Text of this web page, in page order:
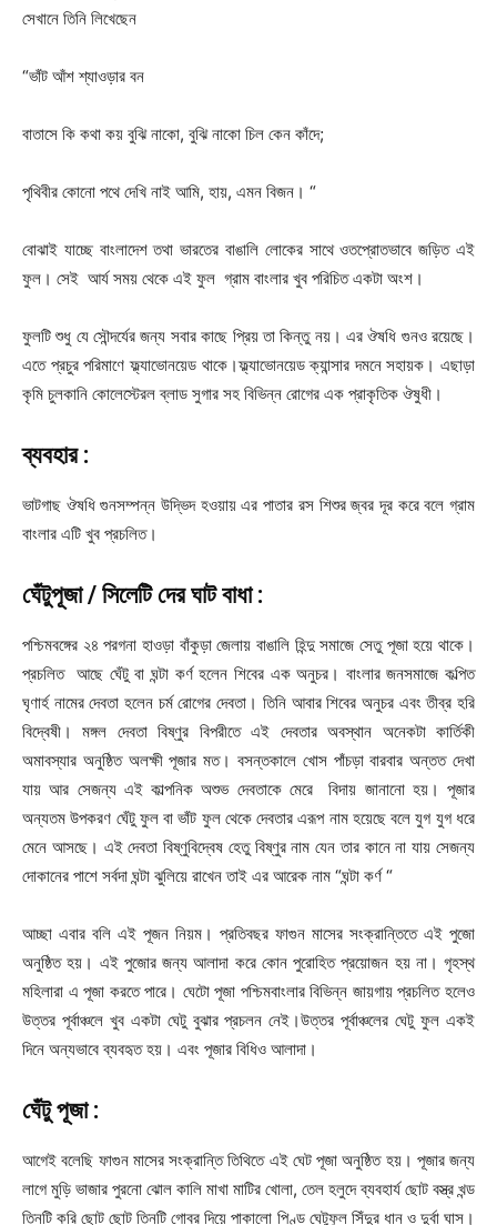
সেখানে তিনি লিখেছেন
“ভাঁট আঁশ শ্যাওড়ার বন
বাতাসে কি কথা কয় বুঝি নাকো, বুঝি নাকো চিল কেন কাঁদে;
পৃথিবীর কোনো পথে দেখি নাই আমি, হায়, এমন বিজন। “
বোঝাই যাচ্ছে বাংলাদেশ তথা ভারতের বাঙালি লোকের সাথে ওতপ্রোতভাবে জড়িত এই
ফুল। সেই আর্য সময় থেকে এই ফুল গ্রাম বাংলার খুব পরিচিত একটা অংশ।
ফুলটি শুধু যে সৌন্দর্যের জন্য সবার কাছে প্রিয় তা কিন্তু নয়। এর ঔষধি গুনও রয়েছে।
এতে প্রচুর পরিমাণে ফ্ল্যাভোনয়েড থাকে।ফ্ল্যাভোনয়েড ক্যান্সার দমনে সহায়ক। এছাড়া
কৃমি চুলকানি কোলেস্টেরল ব্লাড সুগার সহ বিভিন্ন রোগের এক প্রাকৃতিক ঔষুধী।
ব্যবহার :
ভাটগাছ ঔষধি গুনসম্পন্ন উদ্ভিদ হওয়ায় এর পাতার রস শিশুর জ্বর দূর করে বলে গ্রাম
বাংলার এটি খুব প্রচলিত।
ঘেঁটুপূজা / সিলেটি দের ঘাট বাধা :
পশ্চিমবঙ্গের ২৪ পরগনা হাওড়া বাঁকুড়া জেলায় বাঙালি হিন্দু সমাজে সেতু পূজা হয়ে থাকে।
প্রচলিত আছে ঘেঁটু বা ঘন্টা কর্ণ হলেন শিবের এক অনুচর। বাংলার জনসমাজে কল্পিত
ঘৃণার্হ নামের দেবতা হলেন চর্ম রোগের দেবতা। তিনি আবার শিবের অনুচর এবং তীব্র হরি
বিদ্বেষী। মঙ্গল দেবতা বিষ্ণুর বিপরীতে এই দেবতার অবস্থান অনেকটা কার্তিকী
অমাবস্যার অনুষ্ঠিত অলক্ষী পূজার মত। বসন্তকালে খোস পাঁচড়া বারবার অন্তত দেখা
যায় আর সেজন্য এই কাল্পনিক অশুভ দেবতাকে মেরে বিদায় জানানো হয়। পূজার
অন্যতম উপকরণ ঘেঁটু ফুল বা ভাঁট ফুল থেকে দেবতার এরূপ নাম হয়েছে বলে যুগ যুগ ধরে
মেনে আসছে। এই দেবতা বিষ্ণুবিদ্বেষ হেতু বিষ্ণুর নাম যেন তার কানে না যায় সেজন্য
দোকানের পাশে সর্বদা ঘন্টা ঝুলিয়ে রাখেন তাই এর আরেক নাম “ঘন্টা কর্ণ “
আচ্ছা এবার বলি এই পূজন নিয়ম। প্রতিবছর ফাগুন মাসের সংক্রান্তিতে এই পুজো
অনুষ্ঠিত হয়। এই পুজোর জন্য আলাদা করে কোন পুরোহিত প্রয়োজন হয় না। গৃহস্থ
মহিলারা এ পূজা করতে পারে। ঘেটো পূজা পশ্চিমবাংলার বিভিন্ন জায়গায় প্রচলিত হলেও
উত্তর পূর্বাঞ্চলে খুব একটা ঘেটু বুঝার প্রচলন নেই।উত্তর পূর্বাঞ্চলের ঘেটু ফুল একই
দিনে অন্যভাবে ব্যবহৃত হয়। এবং পূজার বিধিও আলাদা।
ঘেঁটু পূজা :
আগেই বলেছি ফাগুন মাসের সংক্রান্তি তিথিতে এই ঘেট পূজা অনুষ্ঠিত হয়। পূজার জন্য
লাগে মুড়ি ভাজার পুরনো ঝোল কালি মাখা মাটির খোলা, তেল হলুদে ব্যবহার্য ছোট বস্ত্র খন্ড
তিনটি করি ছোট ছোট তিনটি গোবর দিয়ে পাকালো পিণ্ড ঘেটুফুল সিঁদুর ধান ও দুর্বা ঘাস।